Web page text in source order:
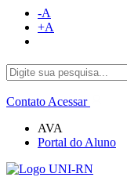
-A
+A
Contato Acessar
AVA
Portal do Aluno